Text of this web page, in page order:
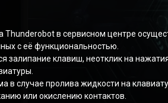
Thunderobot в сервисном центре
с её функциональностью.
залипание клавиш, неотклик на
в случае пролива жидкости на
или окислению контактов.